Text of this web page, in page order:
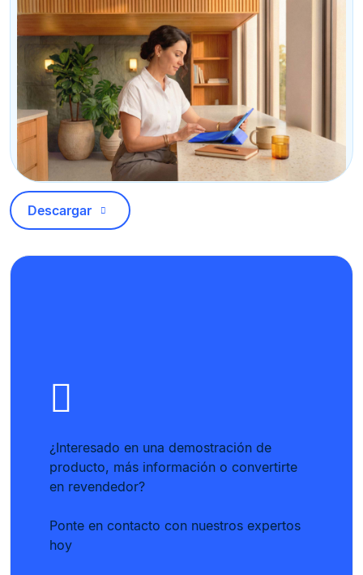
Descargar
¿Interesado en una demostración de
producto, más información o convertirte
en revendedor?
Ponte en contacto con nuestros expertos
hoy